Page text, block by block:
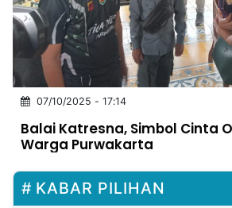
INDONESIA
Partner
NTB
Time
IDN
Jogja
Rakyat
News
Notice
Baru
Follow
Kabarbaru
07/10/2025 - 17:14
Balai Katresna, Simbol Cinta
Warga Purwakarta
KABAR PILIHAN